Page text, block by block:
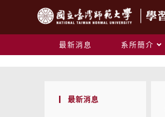
最新消息 系所簡介
最新消息